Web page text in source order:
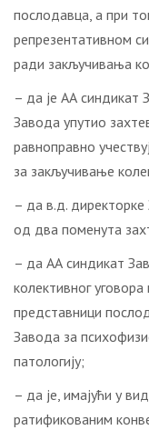
послодавца, а при
репрезентативном
ради закључивања
– да је АА синдикат
Завода упутио
равноправно
за закључивање
– да в.д. директорке
од два поменута
– да АА синдикат
колективног
представници
Завода за
патологију;
– да је, имајући у
ратификованим